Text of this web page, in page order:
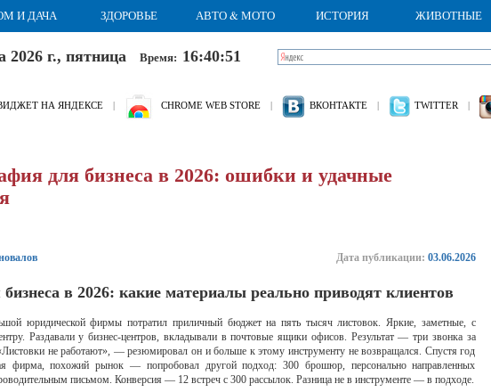
И ДАЧА ЗДОРОВЬЕ АВТО & МОТО ИСТОРИЯ ЖИВОТНЫЕ
2026 г., пятница Время: 16:40:52
НА ЯНДЕКСЕ | CHROME WEB STORE | ВКОНТАКТЕ | TWITTER |
для бизнеса в 2026: ошибки и удачные
Дата публикации: 03.06.2026
в 2026: какие материалы реально приводят клиентов
юридической фирмы потратил приличный бюджет на пять тысяч листовок. Яркие, заметные, с
Раздавали у бизнес-центров, вкладывали в почтовые ящики офисов. Результат — три звонка за
не работают», — резюмировал он и больше к этому инструменту не возвращался. Спустя год
фирма, похожий рынок — попробовал другой подход: 300 брошюр, персонально направленных
письмом. Конверсия — 12 встреч с 300 рассылок. Разница не в инструменте — в подходе.